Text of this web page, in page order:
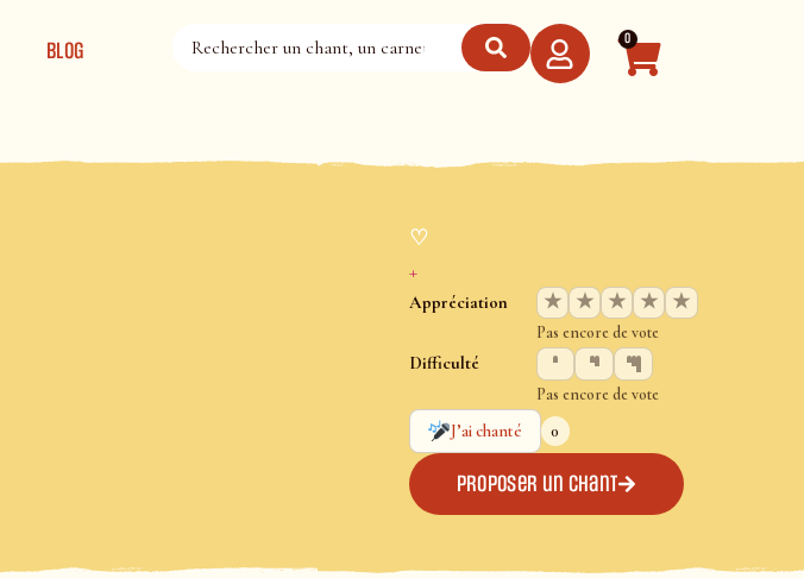
BLOG 0
♡
+
Appréciation ★ ★ ★ ★ ★
Pas encore de vote
Difficulté
Pas encore de vote
J’ai chanté
0
Proposer un chant